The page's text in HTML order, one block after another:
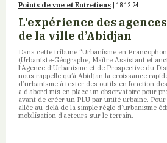
Points de vue et Entretiens | 18.12.24
L’expérience des
de la ville d’Abidjan
Dans cette tribune “Urbanisme en
(Urbaniste-Géographe, Maître Assistant et
l’Agence d’Urbanisme et de Prospective du
nous rappelle qu’à Abidjan la croissance
d’urbanisme à tester des outils en fonction
a d’abord mis en place un observatoire pour
avant de créer un PLU par unité urbaine.
allée au-delà de la simple règle d’urbanisme
mobilisation d’acteurs sur le terrain.